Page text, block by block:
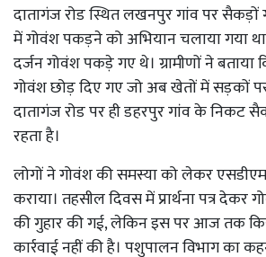
दातागंज रोड स्थित लखनपुर गांव पर सैकड़ों
में गोवंश पकड़ने को अभियान चलाया गया
दर्जन गोवंश पकड़े गए थे। ग्रामीणों ने
गोवंश छोड़ दिए गए जो अब खेतों में सड़कों
दातागंज रोड पर ही डहरपुर गांव के निकट
रहता है।
लोगों ने गोवंश की समस्या को लेकर
कराया। तहसील दिवस में प्रार्थना पत्र देकर
की गुहार की गई, लेकिन इस पर आज तक
कार्रवाई नहीं की है। पशुपालन विभाग का